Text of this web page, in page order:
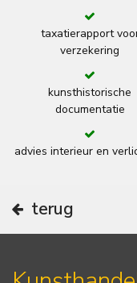
taxatierapport
verzekering
kunsthistorische
documentatie
advies interieur en
terug